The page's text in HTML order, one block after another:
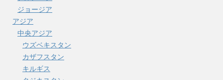
ジョージア
アジア
中央アジア
ウズベキスタン
カザフスタン
キルギス